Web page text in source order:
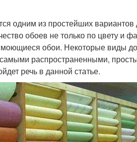
одним из простейших
обоев не только по цвету и
обои. Некоторые виды
самыми распространенными,
речь в данной статье.